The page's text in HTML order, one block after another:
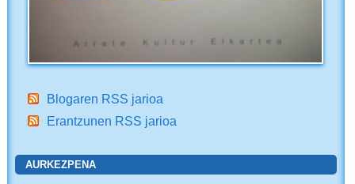
Blogaren RSS jarioa
Erantzunen RSS jarioa
AURKEZPENA